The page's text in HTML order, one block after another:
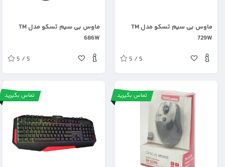
ماوس بی سیم تسکو مدل TM
729W
5 / 5
ماوس بی سیم تسکو مدل TM
686W
5 / 5
تماس بگیرید تماس بگیرید